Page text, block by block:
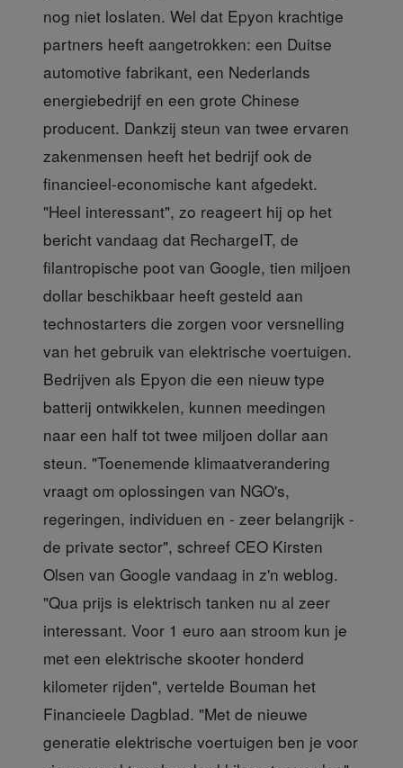
nog niet loslaten. Wel dat Epyon krachtige
partners heeft aangetrokken: een Duitse
automotive fabrikant, een Nederlands
energiebedrijf en een grote Chinese
producent. Dankzij steun van twee ervaren
zakenmensen heeft het bedrijf ook de
financieel-economische kant afgedekt.
"Heel interessant", zo reageert hij op het
bericht vandaag dat RechargeIT, de
filantropische poot van Google, tien miljoen
dollar beschikbaar heeft gesteld aan
technostarters die zorgen voor versnelling
van het gebruik van elektrische voertuigen.
Bedrijven als Epyon die een nieuw type
batterij ontwikkelen, kunnen meedingen
naar een half tot twee miljoen dollar aan
steun. "Toenemende klimaatverandering
vraagt om oplossingen van NGO's,
regeringen, individuen en - zeer belangrijk -
de private sector", schreef CEO Kirsten
Olsen van Google vandaag in z'n weblog.
"Qua prijs is elektrisch tanken nu al zeer
interessant. Voor 1 euro aan stroom kun je
met een elektrische skooter honderd
kilometer rijden", vertelde Bouman het
Financieele Dagblad. "Met de nieuwe
generatie elektrische voertuigen ben je voor